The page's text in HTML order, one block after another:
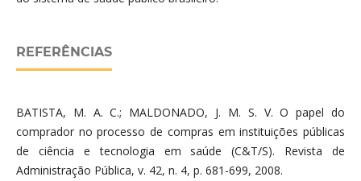
REFERÊNCIAS
BATISTA, M. A. C.; MALDONADO, J. M. S. V. O papel do
comprador no processo de compras em instituições públicas
de ciência e tecnologia em saúde (C&T/S). Revista de
Administração Pública, v. 42, n. 4, p. 681-699, 2008.